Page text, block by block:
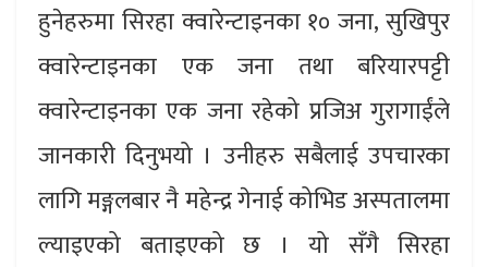
हुनेहरुमा सिरहा क्वारेन्टाइनका १० जना, सुखिपुर
क्वारेन्टाइनका एक जना तथा बरियारपट्टी
क्वारेन्टाइनका एक जना रहेको प्रजिअ गुरागाईंले
जानकारी दिनुभयो । उनीहरु सबैलाई उपचारका
लागि मङ्गलबार नै महेन्द्र गेनाई कोभिड अस्पतालमा
ल्याइएको बताइएको छ । यो सँगै सिरहा